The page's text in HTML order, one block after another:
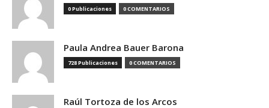
0 Publicaciones 0 COMENTARIOS
Paula Andrea Bauer Barona
728 Publicaciones 0 COMENTARIOS
Raúl Tortoza de los Arcos